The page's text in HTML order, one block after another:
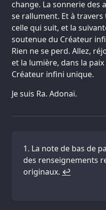
change. La sonnerie des
se rallument. Et à
celle qui suit, et la
soutenue du Créateur
Rien ne se perd. Allez,
et la lumière, dans la
Créateur infini unique.
Je suis Ra. Adonaï.
La note de bas de
des renseignements
originaux. ↩